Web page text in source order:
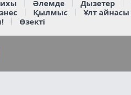
Әлемде Дызетер
Қылмыс Ұлт айнасы
Өзекті